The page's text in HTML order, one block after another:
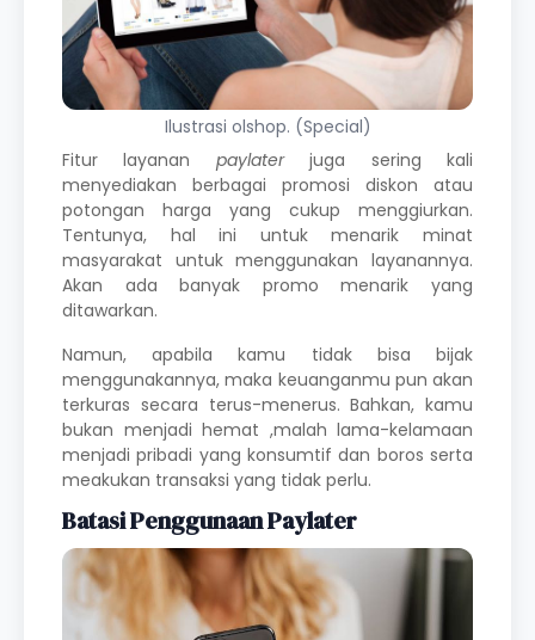
Ilustrasi olshop. (Special)
Fitur layanan paylaterjuga sering kali
menyediakan berbagai promosi diskon atau
potongan harga yang cukup menggiurkan.
Tentunya, hal ini untuk menarik minat
masyarakat untuk menggunakan layanannya.
Akan ada banyak promo menarik yang
ditawarkan.
Namun, apabila kamu tidak bisa bijak
menggunakannya, maka keuanganmu pun akan
terkuras secara terus-menerus. Bahkan, kamu
bukan menjadi hemat ,malah lama-kelamaan
menjadi pribadi yang konsumtif dan boros serta
meakukan transaksi yang tidak perlu.
Batasi Penggunaan Paylater